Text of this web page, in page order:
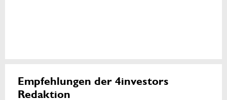
Empfehlungen der 4investors
Redaktion